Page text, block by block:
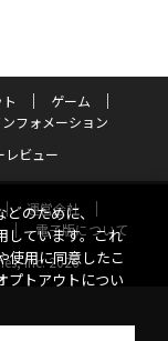
ゲーム
ンフォメーション
レビュー
運営会社
電子版について
Inc. 2026
のために、
しています。これ
使用に同意したこ
プトアウトについ